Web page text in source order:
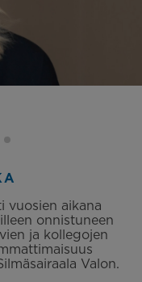
vuosien aikana
onnistuneen
ja kollegojen
Valon.